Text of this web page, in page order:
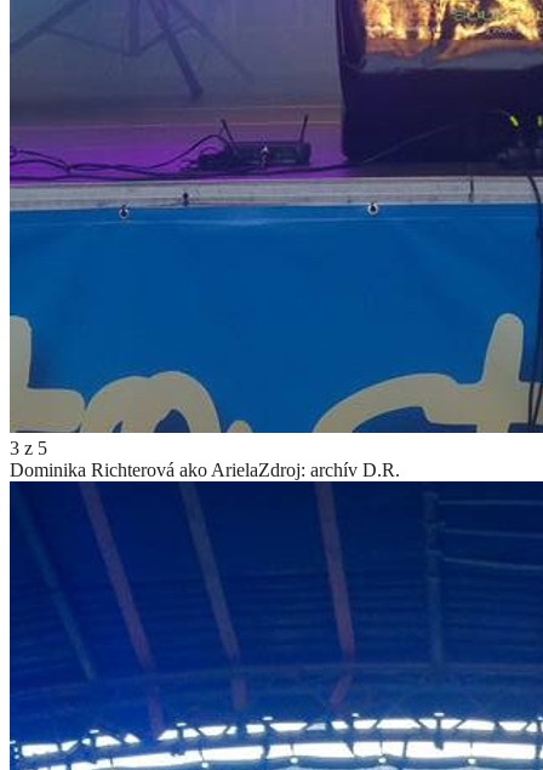
3 z 5
Dominika Richterová ako ArielaZdroj: archív D.R.